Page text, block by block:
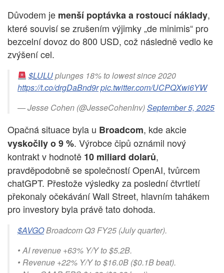
Důvodem je menší poptávka a rostoucí náklady,
které souvisí se zrušením výjimky „de minimis“ pro
bezcelní dovoz do 800 USD, což následně vedlo ke
zvýšení cel.
$LULUplunges 18% to lowest since 2020
https://t.co/drgDaBnd9rpic.twitter.com/UCPQXwi6YW
— Jesse Cohen (@JesseCohenInv)September 5, 2025
Opačná situace byla u Broadcom, kde akcie
vyskočily o 9 %. Výrobce čipů oznámil nový
kontrakt v hodnotě 10 miliard dolarů,
pravděpodobně se společností OpenAI, tvůrcem
chatGPT. Přestože výsledky za poslední čtvrtletí
překonaly očekávání Wall Street, hlavním tahákem
pro investory byla právě tato dohoda.
$AVGOBroadcom Q3 FY25 (July quarter).
• AI revenue +63% Y/Y to $5.2B.
• Revenue +22% Y/Y to $16.0B ($0.1B beat).